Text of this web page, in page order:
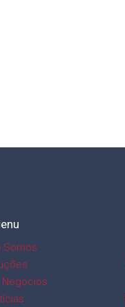
Somos